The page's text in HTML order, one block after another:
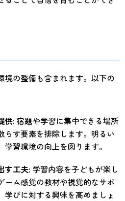
境の整備も含まれます。以下の
供: 宿題や学習に集中できる場所
らす要素を排除します。明るい
習環境の向上を図ります。
す工夫: 学習内容を子どもが楽し
ーム感覚の教材や視覚的なサポ
学びに対する興味を高めましょ